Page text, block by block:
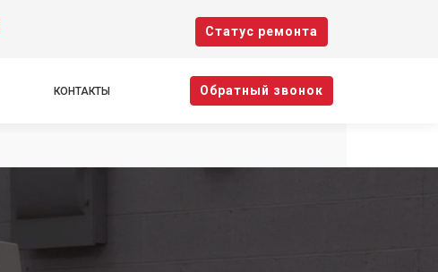
Cтатус ремонта
КОНТАКТЫ Oбратный звонок